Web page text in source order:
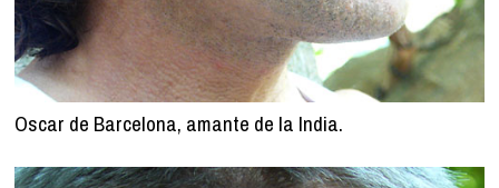
Oscar de Barcelona, amante de la India.